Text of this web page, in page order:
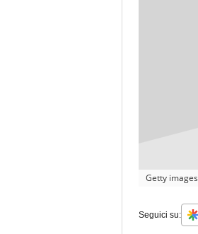
Getty images
Seguici su: